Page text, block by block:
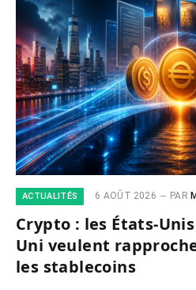
ACTUALITÉS 6 AOÛT 2026 PAR
Crypto : les États-
Uni veulent
les stablecoins